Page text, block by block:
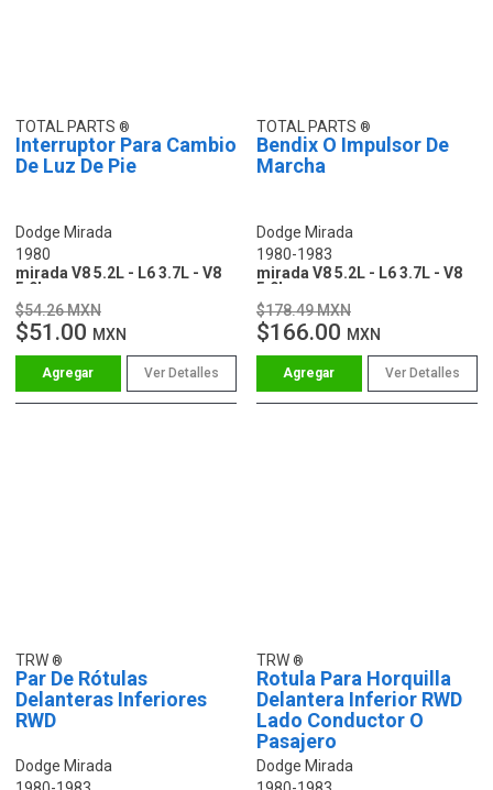
TOTAL PARTS
Interruptor Para Cambio
De Luz De Pie
Dodge Mirada
1980
mirada V8 5.2L - L6 3.7L - V8
5.9L
$54.26 MXN
$51.00 MXN
Ver Detalles
TOTAL PARTS
Bendix O Impulsor De
Marcha
Dodge Mirada
1980-1983
mirada V8 5.2L - L6 3.7L - V8
5.9L
$178.49 MXN
$166.00 MXN
Ver Detalles
TRW
Par De Rótulas
Delanteras Inferiores
RWD
Dodge Mirada
TRW
Rotula Para Horquilla
Delantera Inferior RWD
Lado Conductor O
Pasajero
Dodge Mirada